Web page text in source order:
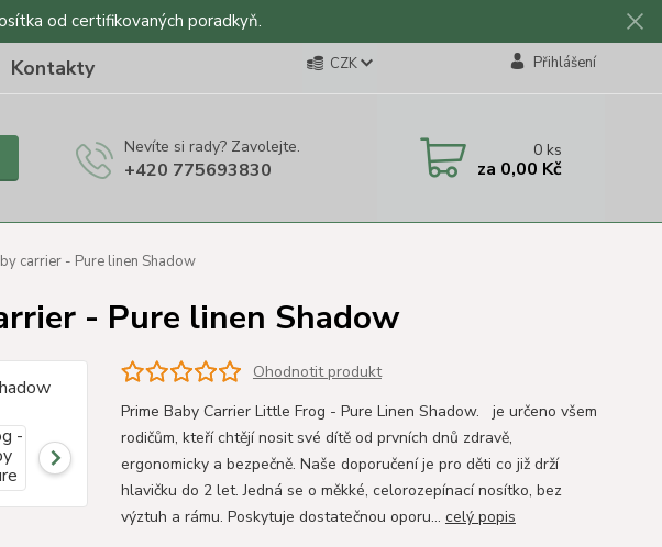
od certifikovaných poradkyň.
Kontakty CZK Přihlášení
Nevíte si rady? Zavolejte.
+420 775693830
0ks
za 0,00 Kč
carrier - Pure linen Shadow
- Pure linen Shadow
Ohodnotit produkt
Prime Baby Carrier Little Frog - Pure Linen Shadow. je určeno všem
rodičům, kteří chtějí nosit své dítě od prvních dnů zdravě,
ergonomicky a bezpečně. Naše doporučení je pro děti co již drží
hlavičku do 2 let. Jedná se o měkké, celorozepínací nosítko, bez
výztuh a rámu. Poskytuje dostatečnou oporu... celý popis